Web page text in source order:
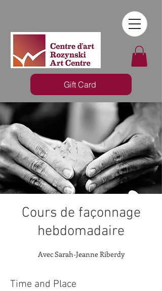
Gift Card
Cours de façonnage
hebdomadaire
Avec Sarah-Jeanne Riberdy
Time and Place